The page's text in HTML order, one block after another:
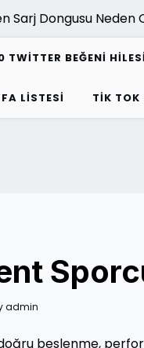
Dongusu Neden
TWITTER BEĞENI HILESI
LISTESI TIK TOK
admin
beslenme,